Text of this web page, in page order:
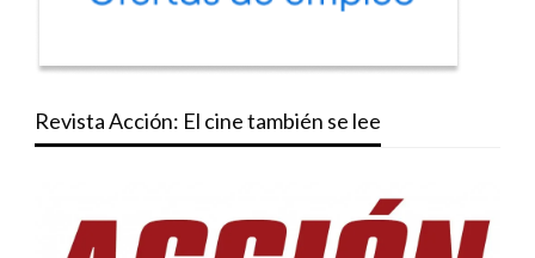
Revista Acción: El cine también se lee